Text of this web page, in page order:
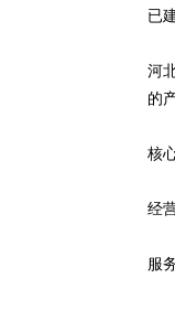
已
河
的
核
经
服